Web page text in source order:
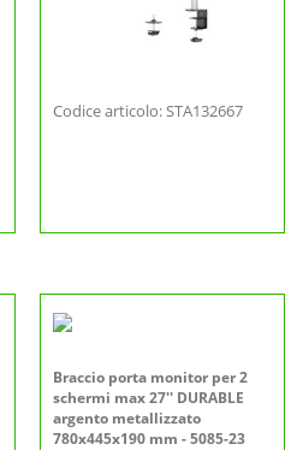
Codice articolo: STA132667
Braccio porta monitor per 2
schermi max 27'' DURABLE
argento metallizzato
780x445x190 mm - 5085-23